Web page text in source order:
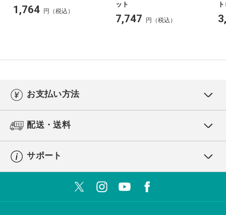
1,764 円（税込）
ット
7,747 円（税込）
お支払い方法
配送・送料
サポート